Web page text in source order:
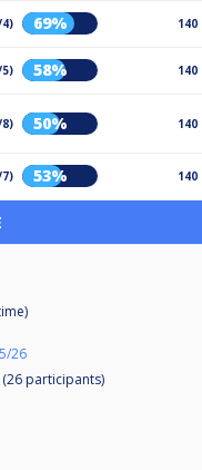
4) 69% 140
5) 58% 140
8) 50% 140
7) 53% 140
26
participants)